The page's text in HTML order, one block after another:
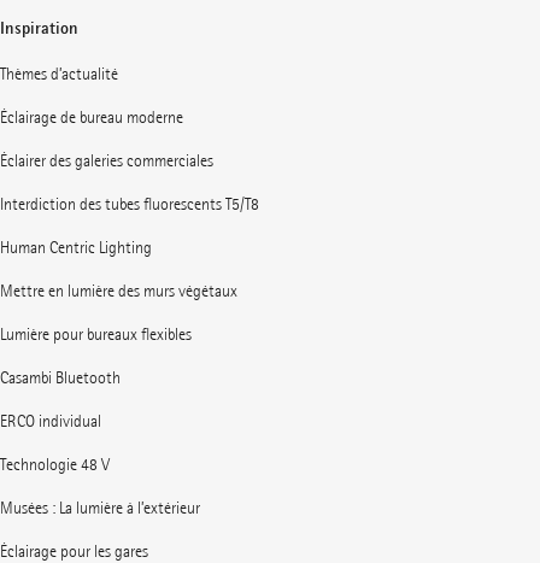
Inspiration
Thèmes d’actualité
Éclairage de bureau moderne
Éclairer des galeries commerciales
Interdiction des tubes fluorescents T5/T8
Human Centric Lighting
Mettre en lumière des murs végétaux
Lumière pour bureaux flexibles
Casambi Bluetooth
ERCO individual
Technologie 48 V
Musées : La lumière à l’extérieur
Éclairage pour les gares